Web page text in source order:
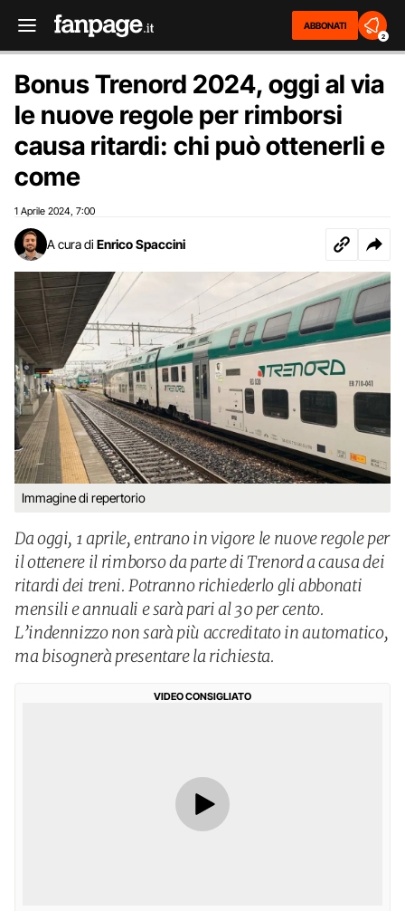
ABBONATI
2
Bonus Trenord 2024, oggi al via
le nuove regole per rimborsi
causa ritardi: chi può ottenerli e
come
1 Aprile 2024 7:00
A cura di Enrico Spaccini
Immagine di repertorio
Da oggi, 1 aprile, entrano in vigore le nuove regole per
il ottenere il rimborso da parte di Trenord a causa dei
ritardi dei treni. Potranno richiederlo gli abbonati
mensili e annuali e sarà pari al 30 per cento.
L’indennizzo non sarà più accreditato in automatico,
ma bisognerà presentare la richiesta.
VIDEO CONSIGLIATO